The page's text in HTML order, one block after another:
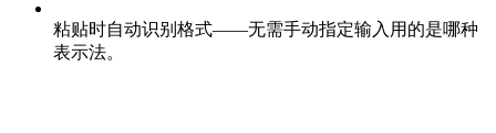
粘贴时自动识别格式——无需手动指定输入用的是哪种
表示法。